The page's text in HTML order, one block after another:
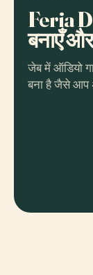
Feria
बनाएँ
जेब में ऑडियो
बना है जैसे